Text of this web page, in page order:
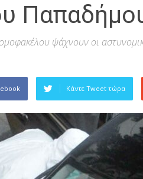
ψάχνουν οι
Κάντε Tweet τώρα